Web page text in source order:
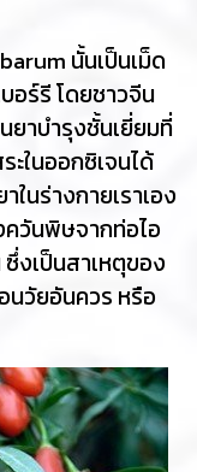
นั้นเป็นเม็ด
อร์รี โดยชาวจีน
ยาบำรุงชั้นเยี่ยมที่
ในออกซิเจนได้
นร่างกายเราเอง
วันพิษจากท่อไอ
งเป็นสาเหตุของ
นวัยอันควร หรือ